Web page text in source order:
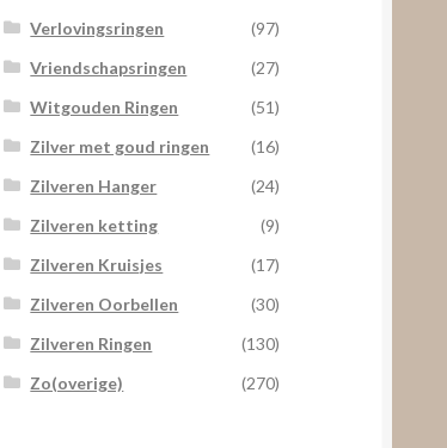
Verlovingsringen
(97)
Vriendschapsringen
(27)
Witgouden Ringen
(51)
Zilver met goud ringen
(16)
Zilveren Hanger
(24)
Zilveren ketting
(9)
Zilveren Kruisjes
(17)
Zilveren Oorbellen
(30)
Zilveren Ringen
(130)
Zo(overige)
(270)